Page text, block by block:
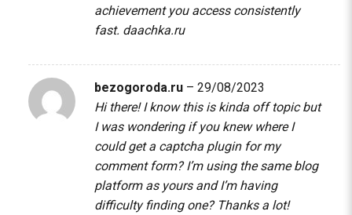
achievement you access consistently
fast. daachka.ru
bezogoroda.ru – 29/08/2023
Hi there! I know this is kinda off topic but
I was wondering if you knew where I
could get a captcha plugin for my
comment form? I’m using the same blog
platform as yours and I’m having
difficulty finding one? Thanks a lot!